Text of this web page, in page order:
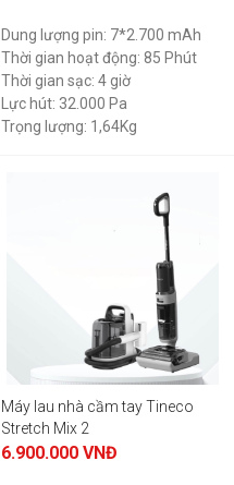
Dung lượng pin: 7*2.700 mAh
Thời gian hoạt động: 85 Phút
Thời gian sạc: 4 giờ
Lực hút: 32.000 Pa
Trọng lượng: 1,64Kg
Máy lau nhà cầm tay Tineco
Stretch Mix 2
6.900.000 VNĐ